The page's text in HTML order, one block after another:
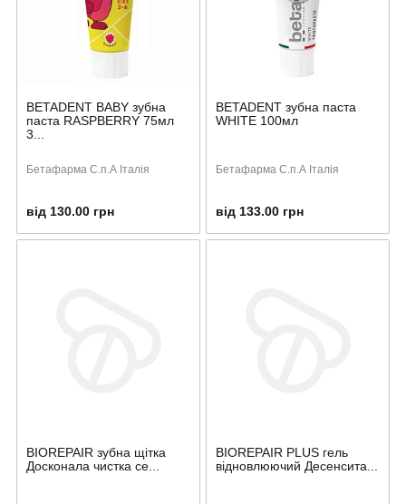
BETADENT BABY зубна
паста RASPBERRY 75мл
3...
Бетафарма С.п.А Італія
від 130.00 грн
BETADENT зубна паста
WHITE 100мл
Бетафарма С.п.А Італія
від 133.00 грн
BIOREPAIR зубна щітка
Досконала чистка се...
BIOREPAIR PLUS гель
відновлюючий Десенсита...